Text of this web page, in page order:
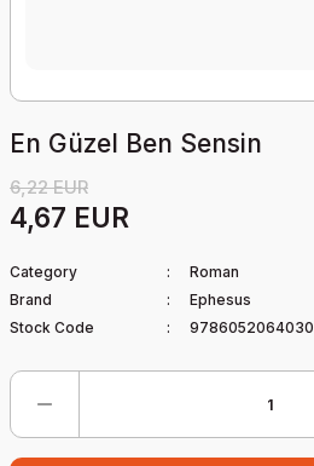
En Güzel Ben Sensin
6,22 EUR
4,67 EUR
Category
Roman
Brand
Ephesus
Stock Code
9786052064030